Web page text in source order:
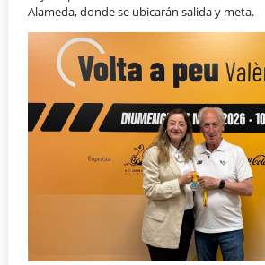
Alameda, donde se ubicarán salida y meta.